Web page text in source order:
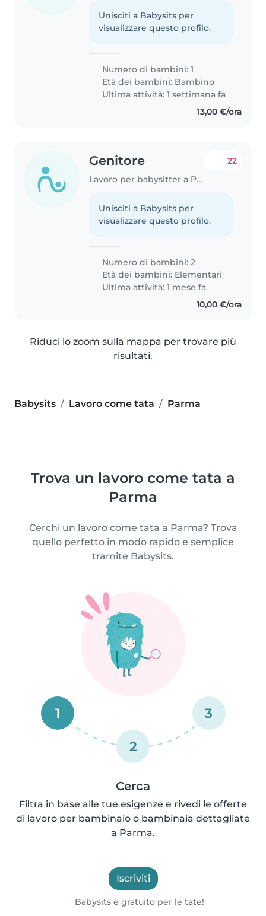
Unisciti a Babysits per
visualizzare questo profilo.
Numero di bambini: 1
Età dei bambini: Bambino
Ultima attività: 1 settimana fa
13,00 €/ora
Genitore
Lavoro per babysitter a Parma
22
Unisciti a Babysits per
visualizzare questo profilo.
Numero di bambini: 2
Età dei bambini: Elementari
Ultima attività: 1 mese fa
10,00 €/ora
Riduci lo zoom sulla mappa per trovare più
risultati.
Babysits Lavoro come tata Parma
Trova un lavoro come tata a
Parma
Cerchi un lavoro come tata a Parma? Trova
quello perfetto in modo rapido e semplice
tramite Babysits.
1
2
3
Cerca
Filtra in base alle tue esigenze e rivedi le offerte
di lavoro per bambinaio o bambinaia dettagliate
a Parma.
Iscriviti
Babysits è gratuito per le tate!